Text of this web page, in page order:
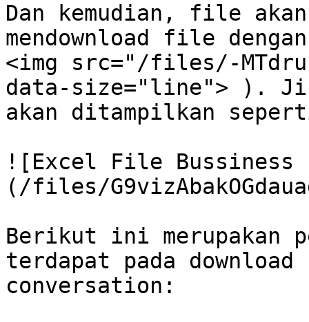
Dan kemudian, file
mendownload file
<img src="/files/-
data-size="line"> ).
akan ditampilkan
![Excel File
(/files/
Berikut ini merupakan
terdapat pada
conversation: